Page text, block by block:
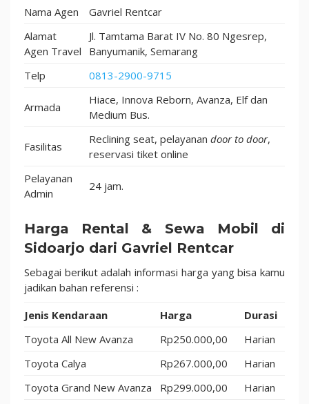
Nama Agen
Gavriel Rentcar
Alamat
Agen Travel
Jl. Tamtama Barat IV No. 80 Ngesrep,
Banyumanik, Semarang
Telp
0813-2900-9715
Armada
Hiace, Innova Reborn, Avanza, Elf dan
Medium Bus.
Fasilitas
Reclining seat, pelayanan door to door,
reservasi tiket online
Pelayanan
Admin
24 jam.
Harga Rental & Sewa Mobil di
Sidoarjo dari Gavriel Rentcar
Sebagai berikut adalah informasi harga yang bisa kamu
jadikan bahan referensi :
Jenis Kendaraan Harga
Durasi
Toyota All New Avanza
Rp250.000,00
Harian
Toyota Calya
Rp267.000,00
Harian
Toyota Grand New Avanza
Rp299.000,00
Harian